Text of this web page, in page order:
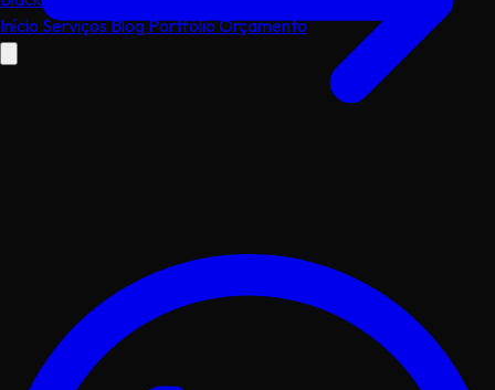
Início ServiçosBlogPortfólioOrçamento